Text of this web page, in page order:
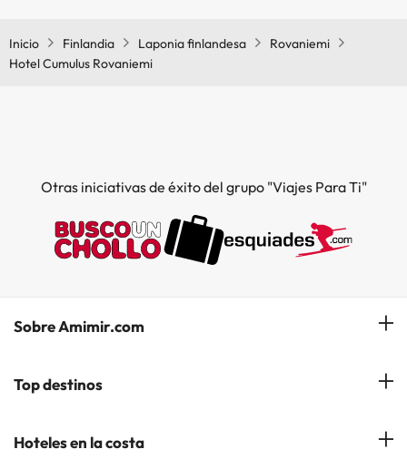
Inicio Finlandia Laponia finlandesa
Rovaniemi
Hotel Cumulus Rovaniemi
Otras iniciativas de éxito del grupo "Viajes Para Ti"
Sobre Amimir.com
¿Quiénes somos?
Gestionar mi reserva
Top destinos
Hoteles en Salou
Hoteles en la costa